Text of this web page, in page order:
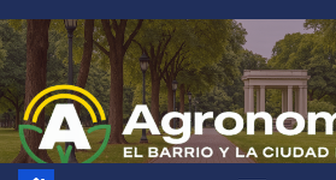
Saltar
al
contenido